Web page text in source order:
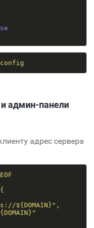
config
и админ-панели
адрес сервера
EOF
${DOMAIN}",